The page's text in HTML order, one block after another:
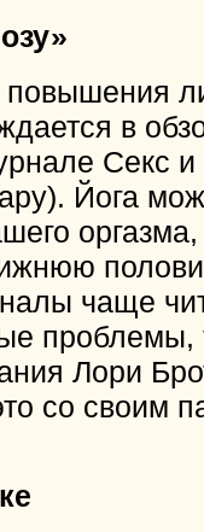
повышения
в
Секс
Йога
оргазма,
чаще
проблемы,
Лори
со своим